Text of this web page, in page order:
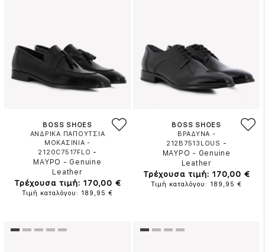
BOSS SHOES
ΑΝΔΡΙΚΑ ΠΑΠΟΥΤΣΙΑ
ΜΟΚΑΣΙΝΙΑ -
2120C7517FLO -
ΜΑΥΡΟ - Genuine
Leather
Τρέχουσα τιμή: 170,00 €
Τιμή καταλόγου: 189,95 €
BOSS SHOES
ΒΡΑΔΥΝΑ -
212B7513LOUS -
ΜΑΥΡΟ - Genuine
Leather
Τρέχουσα τιμή: 170,00 €
Τιμή καταλόγου: 189,95 €